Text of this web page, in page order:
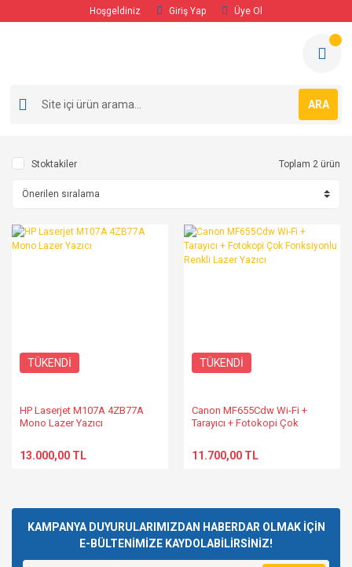
Hoşgeldiniz Giriş Yap Üye Ol
ARA
Stoktakiler Toplam 2 ürün
TÜKENDİ
HP Laserjet M107A 4ZB77A
Mono Lazer Yazıcı
13.000,00 TL
TÜKENDİ
Canon MF655Cdw Wi-Fi +
Tarayıcı + Fotokopi Çok
Yazıcı
11.700,00 TL
KAMPANYA DUYURULARIMIZDAN HABERDAR OLMAK İÇİN
E-BÜLTENİMİZE KAYDOLABİLİRSİNİZ!